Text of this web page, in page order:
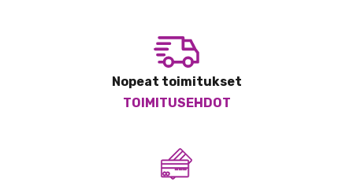
Nopeat toimitukset
TOIMITUSEHDOT